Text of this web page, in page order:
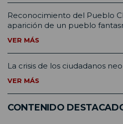
Reconocimiento del Pueblo
aparición de un pueblo
VER MÁS
La crisis de los ciudadanos
VER MÁS
CONTENIDO